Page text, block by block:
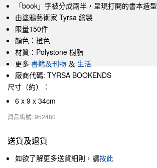
「book」字被分成兩半，呈現打開的書本造型
由塗鴉藝術家 Tyrsa 繪製
限量150件
顏色：橙色
材質：Polystone 樹脂
更多 書籍及刊物 及 生活
廠商代碼: TYRSA BOOKENDS
尺寸（約）：
6 x 9 x 34cm
貨品編號: 952480
送貨及退貨
如欲了解更多送貨細則，請按此